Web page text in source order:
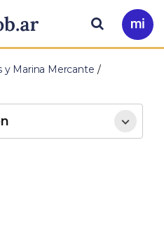
Ir
a
Buscar
y Marina Mercante